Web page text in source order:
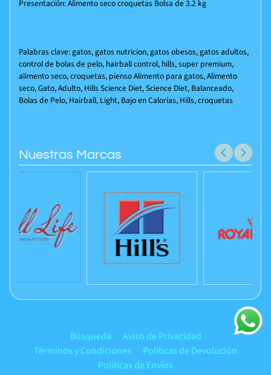
Presentación: Alimento seco croquetas Bolsa de 3.2 kg
Palabras clave: gatos, gatos nutricion, gatos obesos, gatos adultos,
control de bolas de pelo, hairball control, hills, super premium,
alimento seco, croquetas, piensoAlimento para gatos, Alimento
seco, Gato, Adulto, Hills Science Diet, Science Diet, Balanceado,
Bolas de Pelo, Hairball, Light, Bajo en Calorías, Hills, croquetas
Nuestras Marcas
Búsqueda
Aviso de Privacidad
Términos y Condiciones
Políticas de Devolución
Políticas de Envíos